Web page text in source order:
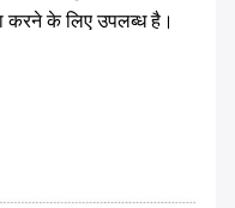
करने के लिए उपलब्ध है।